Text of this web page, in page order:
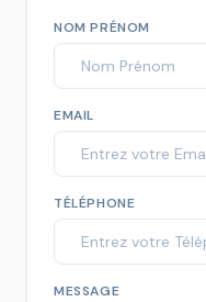
NOM PRÉNOM
EMAIL
TÉLÉPHONE
MESSAGE